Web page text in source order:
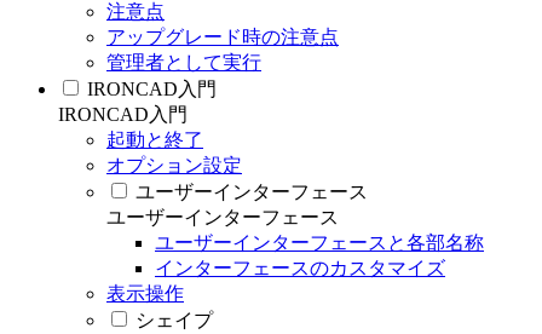
注意点
アップグレード時の注意点
管理者として実行
IRONCAD入門
IRONCAD入門
起動と終了
オプション設定
ユーザーインターフェース
ユーザーインターフェース
ユーザーインターフェースと各部名称
インターフェースのカスタマイズ
表示操作
シェイプ